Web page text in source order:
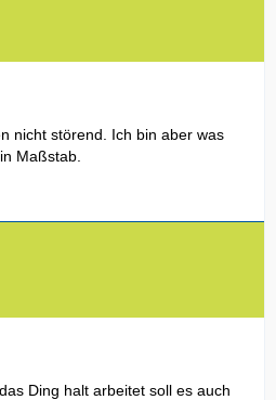
nicht störend. Ich bin aber was
Maßstab.
Ding halt arbeitet soll es auch